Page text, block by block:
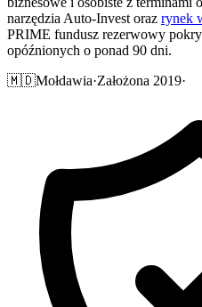
narzędzia Auto-Invest oraz rynek
PRIME fundusz rezerwowy
opóźnionych o ponad 90 dni.
🇲🇩Mołdawia·Założona 2019·